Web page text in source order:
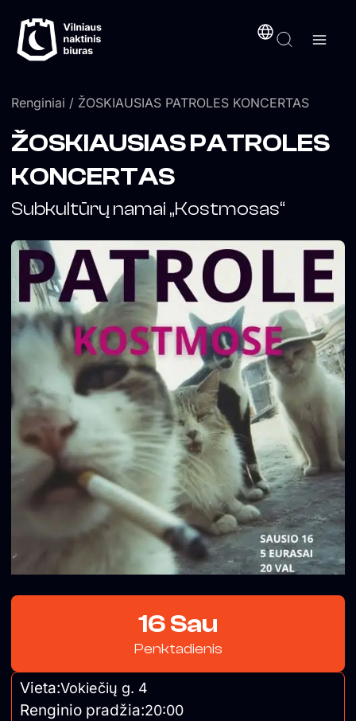
prie
turinio
Renginiai / ŽOSKIAUSIAS PATROLES KONCERTAS
ŽOSKIAUSIAS PATROLES
KONCERTAS
Subkultūrų namai „Kostmosas“
16 Sau
Penktadienis
Vieta:Vokiečių g. 4
Renginio pradžia:20:00